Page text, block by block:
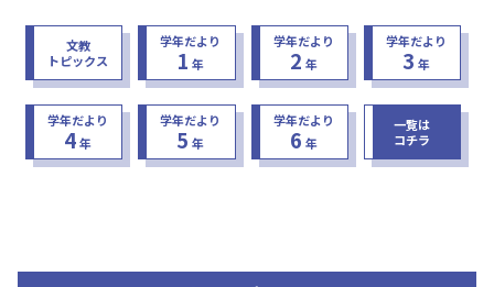
文教
トピックス
学年だより
1 年
学年だより
2 年
学年だより
3 年
学年だより
4年
学年だより
5 年
学年だより
6 年
一覧は
コチラ